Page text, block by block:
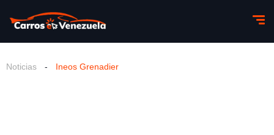
Noticias - Ineos Grenadier